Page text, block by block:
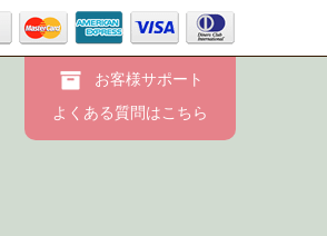
お客様サポート
よくある質問はこちら